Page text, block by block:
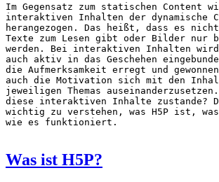
Im Gegensatz zum statischen Content
interaktiven Inhalten der dynamische
herangezogen. Das heißt, dass es
Texte zum Lesen gibt oder Bilder nur
werden. Bei interaktiven Inhalten
auch aktiv in das Geschehen
die Aufmerksamkeit erregt und
auch die Motivation sich mit den
jeweiligen Themas auseinanderzusetzen.
diese interaktiven Inhalte zustande?
wichtig zu verstehen, was H5P ist,
wie es funktioniert.
Was ist H5P?